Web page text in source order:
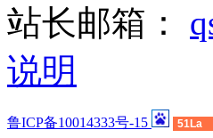
站长邮箱：
说明
鲁ICP备10014333号-15 51La